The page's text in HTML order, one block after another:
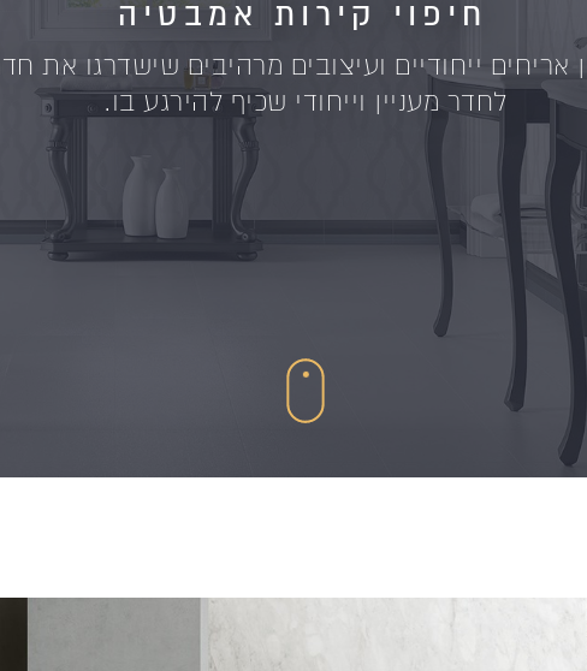
חיפוי קירות אמבטיה
אריחים ייחודיים ועיצובים מרהיבים שישדרגו את
לחדר מעניין וייחודי שכיף להירגע בו.